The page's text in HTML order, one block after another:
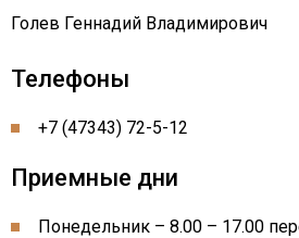
Голев Геннадий Владимирович
Телефоны
+7 (47343) 72-5-12
Приемные дни
Понедельник – 8.00 – 17.00